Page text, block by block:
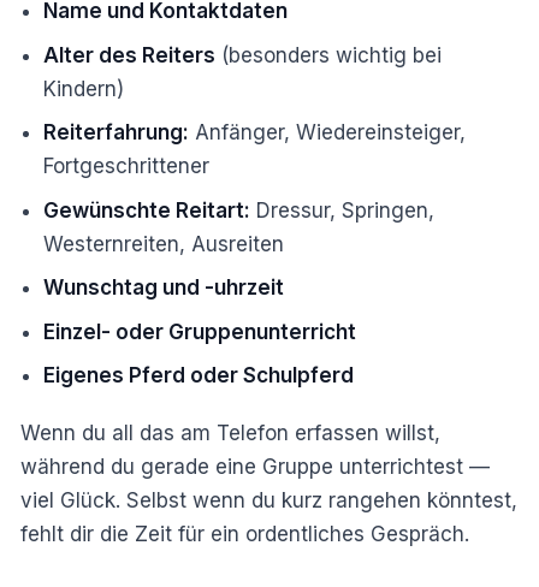
Name und Kontaktdaten
Alter des Reiters (besonders wichtig bei
Kindern)
Reiterfahrung: Anfänger, Wiedereinsteiger,
Fortgeschrittener
Gewünschte Reitart: Dressur, Springen,
Westernreiten, Ausreiten
Wunschtag und -uhrzeit
Einzel- oder Gruppenunterricht
Eigenes Pferd oder Schulpferd
Wenn du all das am Telefon erfassen willst,
während du gerade eine Gruppe unterrichtest —
viel Glück. Selbst wenn du kurz rangehen könntest,
fehlt dir die Zeit für ein ordentliches Gespräch.